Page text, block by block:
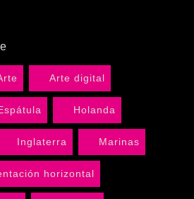
Arte digital
Holanda
Inglaterra Marinas
horizontal